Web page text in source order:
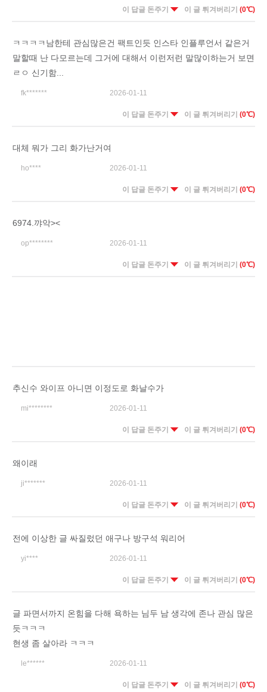
이 답글 돈주기 이 글 튀겨버리기 (0℃)
ㅋㅋㅋㅋ남한테 관심많은건 팩트인듯 인스타 인플루언서 같은거
말할때 난 다모르는데 그거에 대해서 이런저런 말많이하는거 보면
ㄹㅇ 신기함...
fk******* 2026-01-11
이 답글 돈주기 이 글 튀겨버리기 (0℃)
대체 뭐가 그리 화가난거여
ho**** 2026-01-11
이 답글 돈주기 이 글 튀겨버리기 (0℃)
6974.꺄악><
op******** 2026-01-11
이 답글 돈주기 이 글 튀겨버리기 (0℃)
추신수 와이프 아니면 이정도로 화날수가
mi******** 2026-01-11
이 답글 돈주기 이 글 튀겨버리기 (0℃)
왜이래
ji******* 2026-01-11
이 답글 돈주기 이 글 튀겨버리기 (0℃)
전에 이상한 글 싸질렀던 애구나 방구석 워리어
yi**** 2026-01-11
이 답글 돈주기 이 글 튀겨버리기 (0℃)
글 파면서까지 온힘을 다해 욕하는 님두 남 생각에 존나 관심 많은
듯ㅋㅋㅋ
현생 좀 살아라 ㅋㅋㅋ
le****** 2026-01-11
이 답글 돈주기 이 글 튀겨버리기 (0℃)